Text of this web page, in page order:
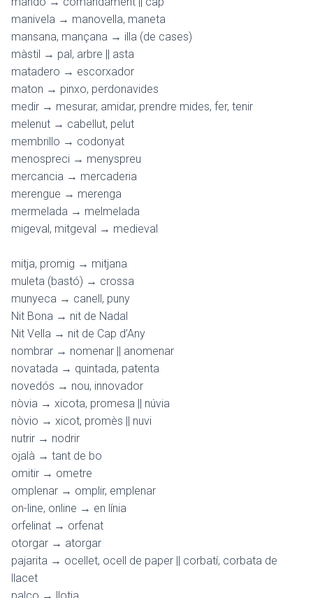
manivela → manovella, maneta
mansana, mançana → illa (de cases)
màstil → pal, arbre || asta
matadero → escorxador
maton → pinxo, perdonavides
medir → mesurar, amidar, prendre mides, fer, tenir
melenut → cabellut, pelut
membrillo → codonyat
menospreci → menyspreu
mercancia → mercaderia
merengue → merenga
mermelada → melmelada
migeval, mitgeval → medieval
mitja, promig → mitjana
muleta (bastó) → crossa
munyeca → canell, puny
Nit Bona → nit de Nadal
Nit Vella → nit de Cap d’Any
nombrar → nomenar || anomenar
novatada → quintada, patenta
novedós → nou, innovador
nòvia → xicota, promesa || núvia
nòvio → xicot, promès || nuvi
nutrir → nodrir
ojalà → tant de bo
omitir → ometre
omplenar → omplir, emplenar
on-line, online → en línia
orfelinat → orfenat
otorgar → atorgar
pajarita → ocellet, ocell de paper || corbatí, corbata de
llacet